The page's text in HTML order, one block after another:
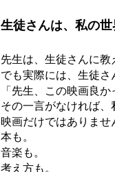
生徒さんは、私の
先生は、生徒さんに教
でも実際には、生徒さ
「先生、この映画良か
その一言がなければ、
映画だけではありませ
本も。
音楽も。
考え方も。